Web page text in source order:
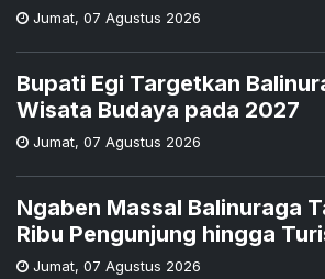
Jumat, 07 Agustus 2026
Bupati Egi Targetkan
Wisata Budaya pada 2027
Jumat, 07 Agustus 2026
Ngaben Massal Balinuraga
Ribu Pengunjung hingga
Jumat, 07 Agustus 2026